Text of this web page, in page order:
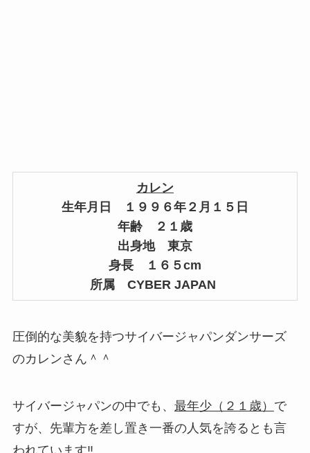
カレン
生年月日 １９９６年２月１５日
年齢 ２１歳
出身地 東京
身長 １６５cm
所属 CYBER JAPAN
圧倒的な美貌を持つサイバージャパンダンサーズ
のカレンさん＾＾
サイバージャパンの中でも、 最年少（２１歳） で
すが、先輩方を差し置き一番の人気を誇るとも言
われています‼